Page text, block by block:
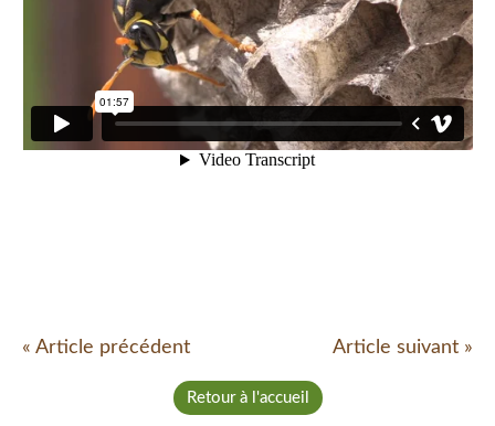
« Article précédent Article suivant »
Retour à l'accueil